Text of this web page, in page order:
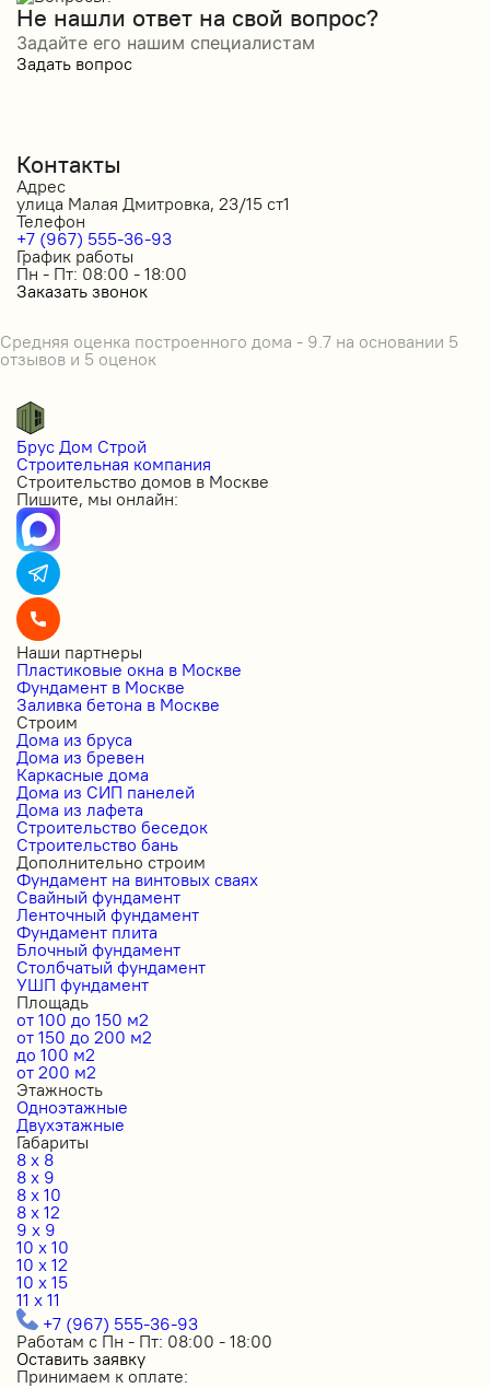
Не нашли ответ на свой вопрос?
Задайте его нашим специалистам
Задать вопрос
Контакты
Адрес
улица Малая Дмитровка, 23/15 ст1
Телефон
+7 (967) 555-36-93
График работы
Пн - Пт: 08:00 - 18:00
Заказать звонок
Средняя оценка построенного дома - 9.7 на основании 5
отзывов и 5 оценок
Брус Дом Строй
Строительная компания
Строительство домов в Москве
Пишите, мы онлайн:
Наши партнеры
Пластиковые окна в Москве
Фундамент в Москве
Заливка бетона в Москве
Строим
Дома из бруса
Дома из бревен
Каркасные дома
Дома из СИП панелей
Дома из лафета
Строительство беседок
Строительство бань
Дополнительно строим
Фундамент на винтовых сваях
Свайный фундамент
Ленточный фундамент
Фундамент плита
Блочный фундамент
Столбчатый фундамент
УШП фундамент
Площадь
от 100 до 150 м2
от 150 до 200 м2
до 100 м2
от 200 м2
Этажность
Одноэтажные
Двухэтажные
Габариты
8 x 8
8 x 9
8 x 10
8 x 12
9 x 9
10 x 10
10 x 12
10 x 15
11 x 11
+7 (967) 555-36-93
Работам с Пн - Пт: 08:00 - 18:00
Оставить заявку
Принимаем к оплате: